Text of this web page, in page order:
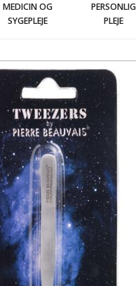
MEDICIN OG
SYGEPLEJE
PERSONLIG
PLEJE